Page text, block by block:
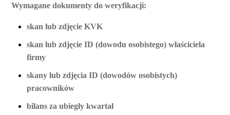
Wymagane dokumenty do weryfikacji:
skan lub zdjęcie KVK
skan lub zdjęcie ID (dowodu osobistego) właściciela
firmy
skany lub zdjęcia ID (dowodów osobistych)
pracowników
bilans za ubiegły kwartał